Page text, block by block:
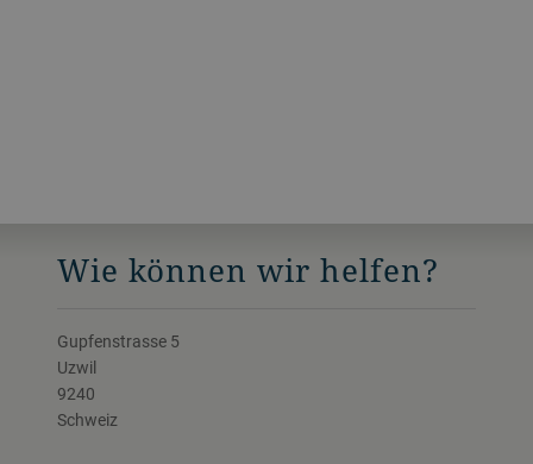
Wie können wir helfen?
Gupfenstrasse 5
Uzwil
9240
Schweiz